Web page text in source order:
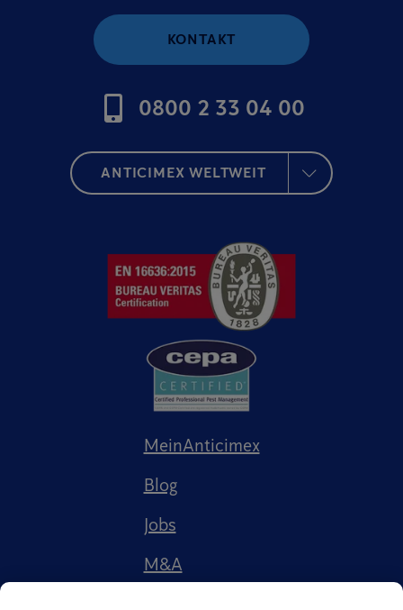
KONTAKT
0800 2 33 04 00
ANTICIMEX WELTWEIT
MeinAnticimex
Blog
Jobs
M&A